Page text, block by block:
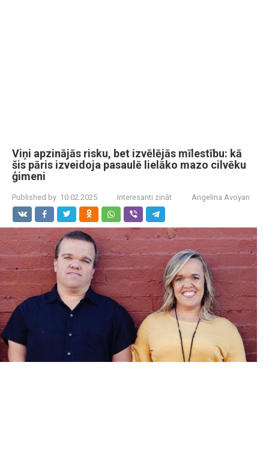
Viņi apzinājās risku, bet izvēlējās mīlestību: kā
šis pāris izveidoja pasaulē lielāko mazo cilvēku
ģimeni
Published by: 10.02.2025 Interesanti zināt Angelina Avoyan